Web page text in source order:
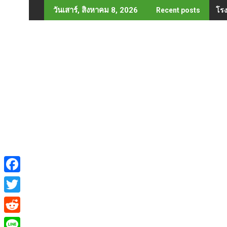
to
วันเสาร์, สิงหาคม 8, 2026 Recent posts โร
F
a
c
T
w
R